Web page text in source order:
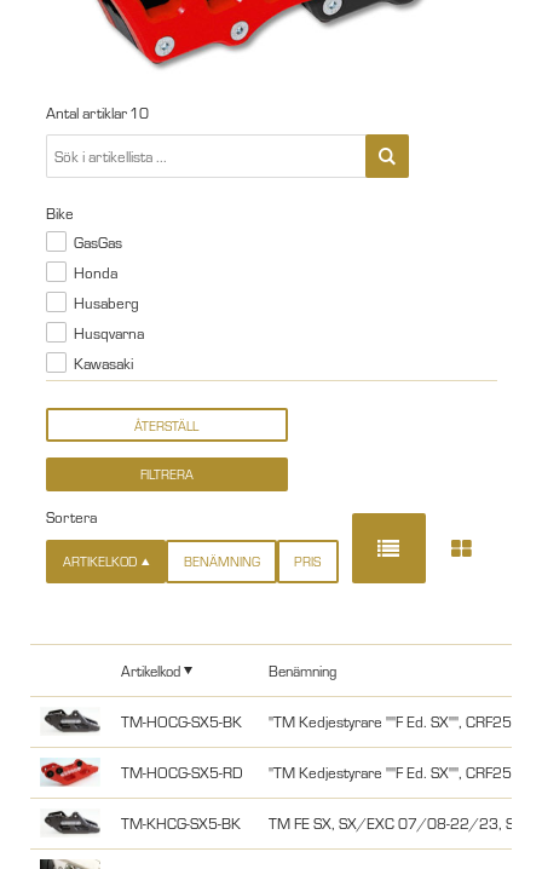
Antal artiklar10
Bike
GasGas
Honda
Husaberg
Husqvarna
Kawasaki
Sortera
ARTIKELKOD BENÄMNING PRIS
Artikelkod Benämning
TM-HOCG-SX5-BK "TM Kedjestyrare ""F Ed. SX"",
TM-HOCG-SX5-RD "TM Kedjestyrare ""F Ed. SX"",
TM-KHCG-SX5-BK TM FE SX, SX/EXC 07/08-22/23,